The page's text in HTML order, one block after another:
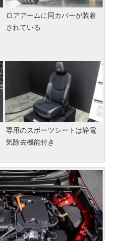
ロアアームに同カバーが装着
されている
専用のスポーツシートは静電
気除去機能付き